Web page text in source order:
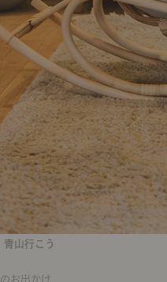
山行こう
お出かけ